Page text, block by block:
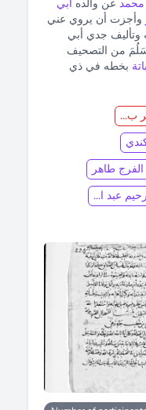
محمد عن والده أبي
وأجزت أن يروي عني
وتأليف جدي أبي
سَلُمَ من التصحيف
بخطه في ذي
ب...
طاهر
عبد ا...